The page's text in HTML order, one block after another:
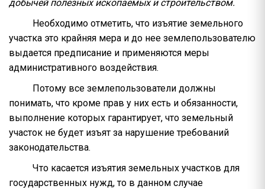
добычей полезных ископаемых и строительством.
Необходимо отметить, что изъятие земельного
участка это крайняя мера и до нее землепользователю
выдается предписание и применяются меры
административного воздействия.
Потому все землепользователи должны
понимать, что кроме прав у них есть и обязанности,
выполнение которых гарантирует, что земельный
участок не будет изъят за нарушение требований
законодательства.
Что касается изъятия земельных участков для
государственных нужд, то в данном случае